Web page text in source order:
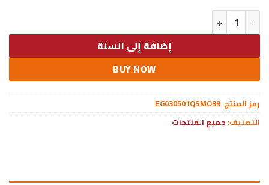
كمية عرض غسالة صغيرة متنقلة Turbine Wash + قطعتين حامل متعدد الوظائف
إضافة إلى السلة
BUY NOW
رمز المنتج:EG030501QSMO99
التصنيف: جميع المنتجات